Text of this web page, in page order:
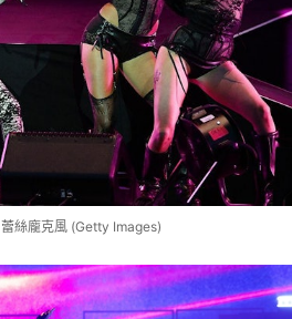
絲龐克風 (Getty Images)